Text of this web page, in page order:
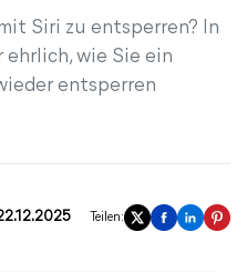
Siri zu entsperren? In
wie Sie ein
entsperren
Teilen: